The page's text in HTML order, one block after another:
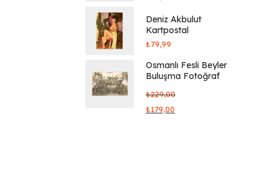
Deniz Akbulut
Kartpostal
₺79,99
Osmanlı Fesli Beyler
Buluşma Fotoğraf
₺229,00
₺179,00